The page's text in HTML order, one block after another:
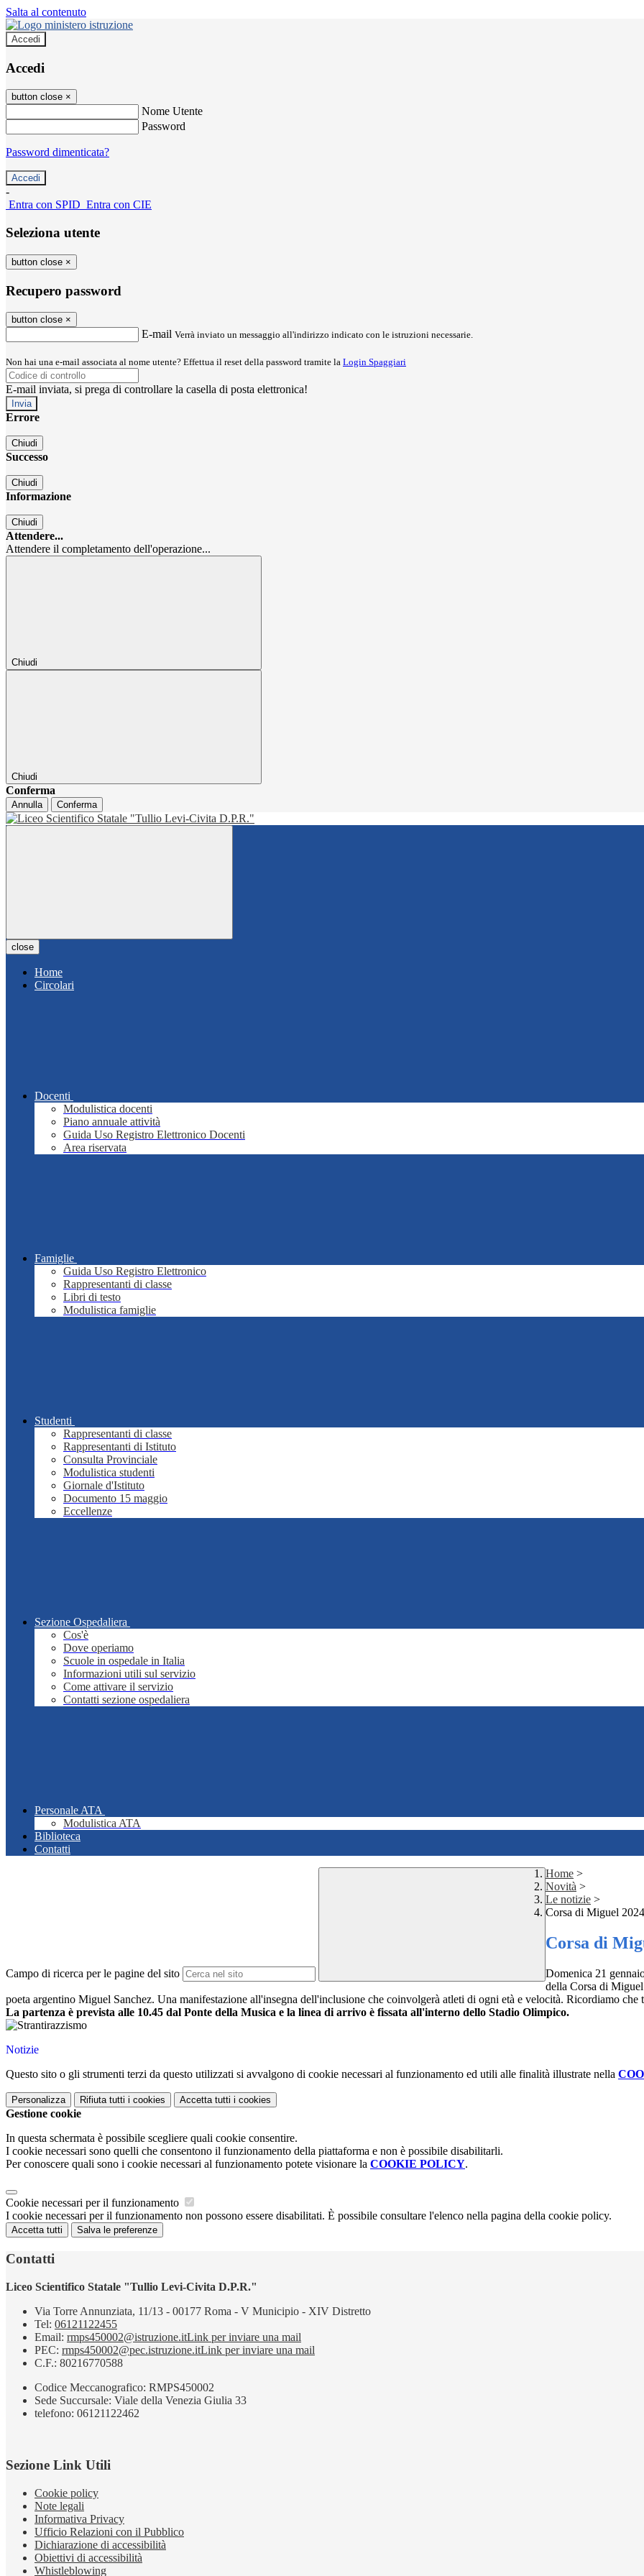
Salta al contenuto
Accedi
Accedi
button close ×
Nome Utente
Password
Password dimenticata?
-
Entra con SPID Entra con CIE
Seleziona utente
button close ×
Recupero password
button close ×
E-mail Verrà inviato un messaggio all'indirizzo indicato con le istruzioni necessarie.
Non hai una e-mail associata al nome utente? Effettua il reset della password tramite la Login Spaggiari
E-mail inviata, si prega di controllare la casella di posta elettronica!
Errore
Chiudi
Successo
Chiudi
Informazione
Chiudi
Attendere...
Attendere il completamento dell'operazione...
Chiudi
Chiudi
Conferma
Annulla Conferma
close
Home
Circolari
Docenti
Modulistica docenti
Piano annuale attività
Guida Uso Registro Elettronico Docenti
Area riservata
Famiglie
Guida Uso Registro Elettronico
Rappresentanti di classe
Libri di testo
Modulistica famiglie
Studenti
Rappresentanti di classe
Rappresentanti di Istituto
Consulta Provinciale
Modulistica studenti
Giornale d'Istituto
Documento 15 maggio
Eccellenze
Sezione Ospedaliera
Cos'è
Dove operiamo
Scuole in ospedale in Italia
Informazioni utili sul servizio
Come attivare il servizio
Contatti sezione ospedaliera
Personale ATA
Modulistica ATA
Biblioteca
Contatti
Campo di ricerca per le pagine del sito
Home >
Novità >
Le notizie >
Corsa di Miguel 2024
Corsa di
Domenica 21
della Corsa di Miguel
poeta argentino Miguel Sanchez. Una manifestazione all'insegna dell'inclusione che coinvolgerà atleti di ogni età e velocità. Ricordiamo che
La partenza è prevista alle 10.45 dal Ponte della Musica e la linea di arrivo è fissata all'interno dello Stadio Olimpico.
Notizie
Questo sito o gli strumenti terzi da questo utilizzati si avvalgono di cookie necessari al funzionamento ed utili alle finalità illustrate nella
Personalizza Rifiuta tutti i cookies Accetta tutti i cookies
Gestione cookie
In questa schermata è possibile scegliere quali cookie consentire.
I cookie necessari sono quelli che consentono il funzionamento della piattaforma e non è possibile disabilitarli.
Per conoscere quali sono i cookie necessari al funzionamento potete visionare la COOKIE POLICY.
Cookie necessari per il funzionamento
I cookie necessari per il funzionamento non possono essere disabilitati. È possibile consultare l'elenco nella pagina della cookie policy.
Accetta tutti Salva le preferenze
Contatti
Liceo Scientifico Statale "Tullio Levi-Civita D.P.R."
Via Torre Annunziata, 11/13 - 00177 Roma - V Municipio - XIV Distretto
Tel: 06121122455
Email: rmps450002@istruzione.itLink per inviare una mail
PEC: rmps450002@pec.istruzione.itLink per inviare una mail
C.F.: 80216770588
Codice Meccanografico: RMPS450002
Sede Succursale: Viale della Venezia Giulia 33
telefono: 06121122462
Sezione Link Utili
Cookie policy
Note legali
Informativa Privacy
Ufficio Relazioni con il Pubblico
Dichiarazione di accessibilità
Obiettivi di accessibilità
Whistleblowing